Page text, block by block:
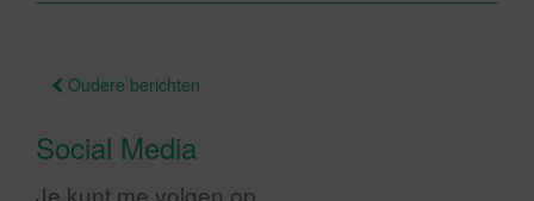
Berichtnavigatie
Oudere berichten
Social Media
Je kunt me volgen op